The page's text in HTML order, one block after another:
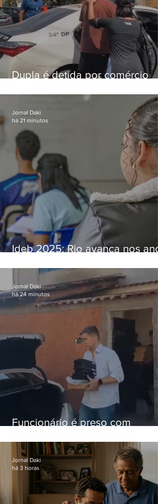
Dupla é detida por comércio
Bangu
Ideb 2025: Rio avança nos
nacional
Jornal Daki
há 21 minutos
Funcionário é preso com
Hospital do Andaraí
Jornal Daki
há 24 minutos
Jornal Daki
há 3 horas